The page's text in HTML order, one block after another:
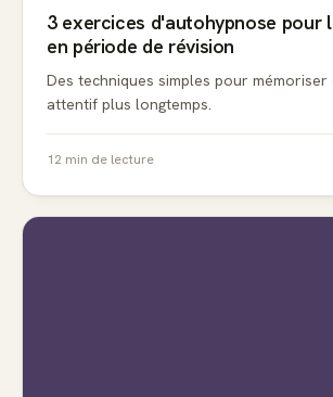
3 exercices d'autohypnose pour
en période de révision
Des techniques simples pour
attentif plus longtemps.
12 min de lecture